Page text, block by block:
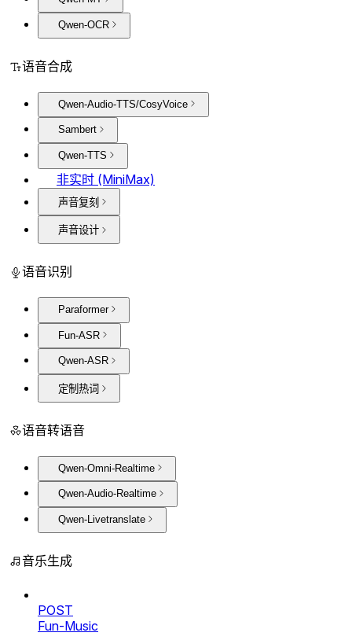
Qwen-OCR
语音合成
Qwen-Audio-TTS/CosyVoice
Sambert
Qwen-TTS
非实时 (MiniMax)
声音复刻
声音设计
语音识别
Paraformer
Fun-ASR
Qwen-ASR
定制热词
语音转语音
Qwen-Omni-Realtime
Qwen-Audio-Realtime
Qwen-Livetranslate
音乐生成
POST
Fun-Music